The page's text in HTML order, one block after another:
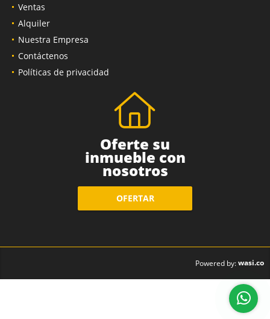
Ventas
Alquiler
Nuestra Empresa
Contáctenos
Políticas de privacidad
Oferte su
inmueble con
nosotros
OFERTAR
Powered by:wasi.co